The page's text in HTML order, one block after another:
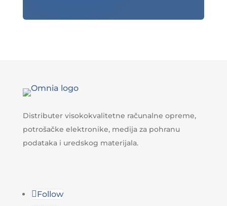
Distributer visokokvalitetne računalne opreme,
potrošačke elektronike, medija za pohranu
podataka i uredskog materijala.
Follow